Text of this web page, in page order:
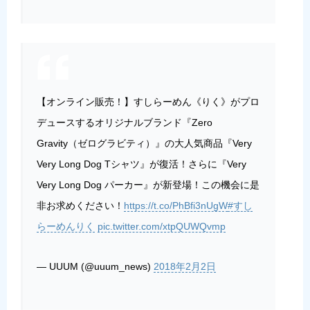
【オンライン販売！】すしらーめん《りく》がプロ
デュースするオリジナルブランド『Zero
Gravity（ゼログラビティ）』の大人気商品『Very
Very Long Dog Tシャツ』が復活！さらに『Very
Very Long Dog パーカー』が新登場！この機会に是
非お求めください！ https://t.co/PhBfi3nUgW#すし
らーめんりく
pic.twitter.com/xtpQUWQvmp
— UUUM (@uuum_news) 2018年2月2日